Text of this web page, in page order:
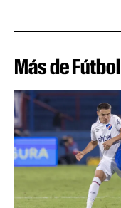
Más de Fútbol